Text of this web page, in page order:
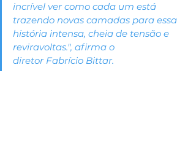
incrível ver como cada um está
trazendo novas camadas para essa
história intensa, cheia de tensão e
reviravoltas.", afirma o
diretor Fabrício Bittar.